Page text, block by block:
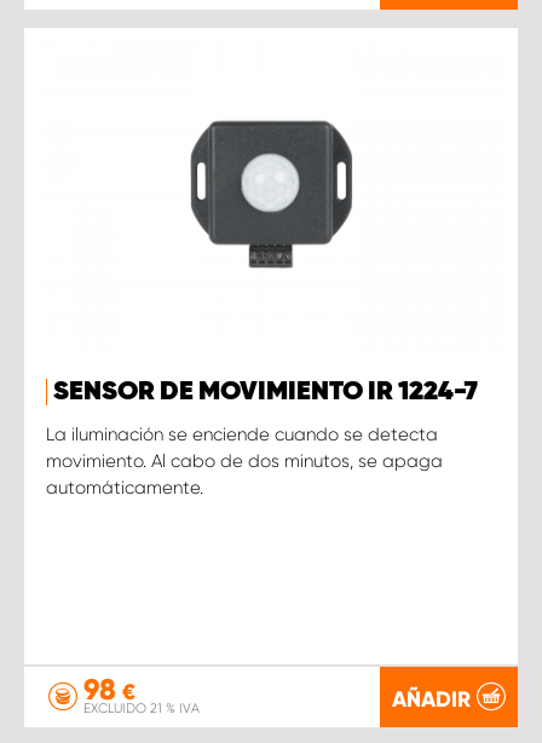
SENSOR DE MOVIMIENTO IR 1224-7
La iluminación se enciende cuando se detecta
movimiento. Al cabo de dos minutos, se apaga
automáticamente.
98 €
EXCLUIDO 21 % IVA AÑADIR